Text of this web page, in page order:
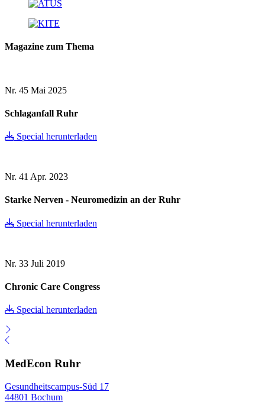
Magazine zum Thema
Nr. 45 Mai 2025
Schlaganfall Ruhr
Special herunterladen
Nr. 41 Apr. 2023
Starke Nerven - Neuromedizin an der Ruhr
Special herunterladen
Nr. 33 Juli 2019
Chronic Care Congress
Special herunterladen
MedEcon Ruhr
Gesundheitscampus-Süd 17
44801 Bochum